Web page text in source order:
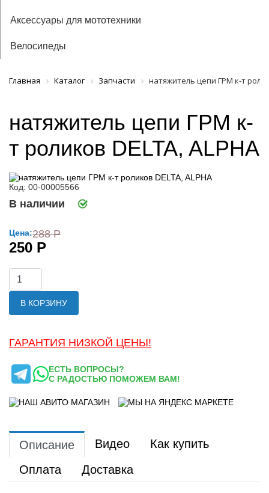
Аксессуары для мототехники
Велосипеды
Главная Каталог Запчасти натяжитель цепи ГРМ к-т
натяжитель цепи ГРМ к-
т роликов DELTA, ALPHA
Код: 00-00005566
В наличии
Цена:288 Р
250 Р
В КОРЗИНУ
ГАРАНТИЯ НИЗКОЙ ЦЕНЫ!
ЕСТЬ ВОПРОСЫ?
С РАДОСТЬЮ ПОМОЖЕМ ВАМ!
Описание Видео
Как купить
Оплата
Доставка